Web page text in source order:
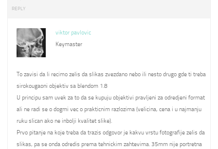
REPLY
viktor pavlovic
Keymaster
To zavisi da li recimo zelis da slikas zvezdano nebo ili nesto drugo gde ti treba
sirokougaoni objektiv sa blendom 1.8
U principu sam uvek za to da se kupuju objektivi pravljeni za odredjeni format
ali ne radi se o dogmi vec o prakticnim razlozima (velicina, cena i u najmanju
ruku slican ako ne inbolji kvalitet slike).
Prvo pitanje na koje treba da trazis odgovor je kakvu vrstu fotografije zelis da
slikas, pa se onda odredis prema tehnickim zahtevima. 35mm nije portretna